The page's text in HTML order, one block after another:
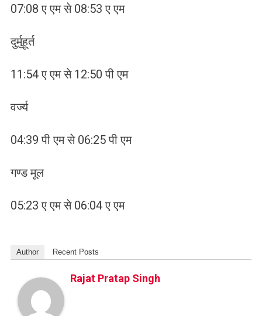
07:08 ए एम से 08:53 ए एम
दुर्मुहूर्त
11:54 ए एम से 12:50 पी एम
वर्ज्य
04:39 पी एम से 06:25 पी एम
गण्ड मूल
05:23 ए एम से 06:04 ए एम
Author Recent Posts
Rajat Pratap Singh